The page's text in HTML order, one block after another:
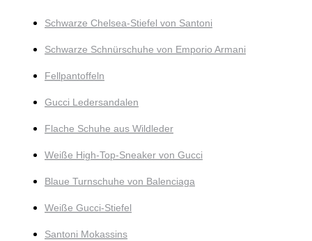
Schwarze Chelsea-Stiefel von Santoni
Schwarze Schnürschuhe von Emporio Armani
Fellpantoffeln
Gucci Ledersandalen
Flache Schuhe aus Wildleder
Weiße High-Top-Sneaker von Gucci
Blaue Turnschuhe von Balenciaga
Weiße Gucci-Stiefel
Santoni Mokassins